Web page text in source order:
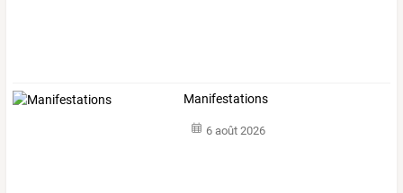
Manifestations
6 août 2026